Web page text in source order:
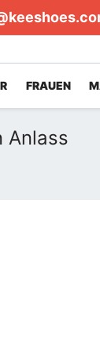
FRAUEN
Anlass